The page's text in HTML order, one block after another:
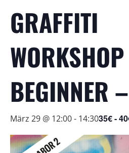
GRAFFITI
BEGINNER
März 29 @ 12:00- 14:3035€ -